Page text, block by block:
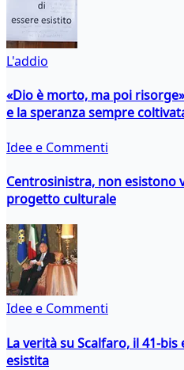
L'addio
«Dio è morto, ma poi
e la speranza sempre
Idee e Commenti
Centrosinistra, non esistono
progetto culturale
Idee e Commenti
La verità su Scalfaro, il 41-
esistita